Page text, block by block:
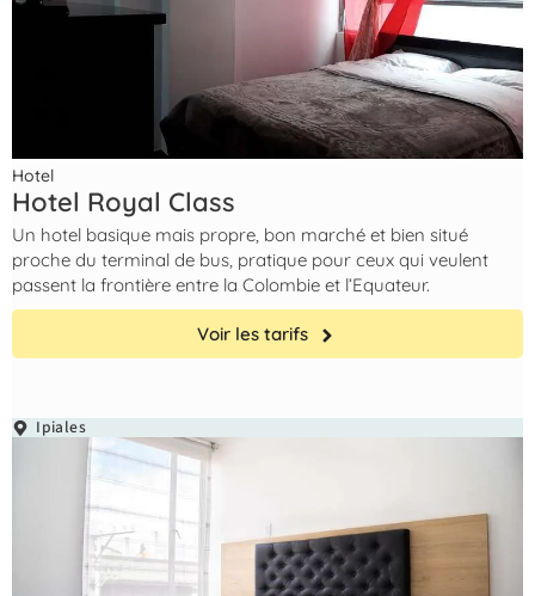
Hotel
Hotel Royal Class
Un hotel basique mais propre, bon marché et bien situé
proche du terminal de bus, pratique pour ceux qui veulent
passent la frontière entre la Colombie et l’Equateur.
Voir les tarifs
Ipiales